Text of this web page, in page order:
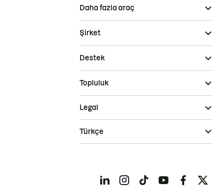
Daha fazla araç
Şirket
Destek
Topluluk
Legal
Türkçe